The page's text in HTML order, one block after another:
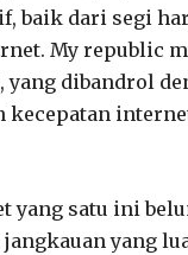
baik dari segi
My republic
yang dibandrol
kecepatan
yang satu ini
yang